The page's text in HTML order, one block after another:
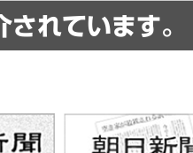
れています。